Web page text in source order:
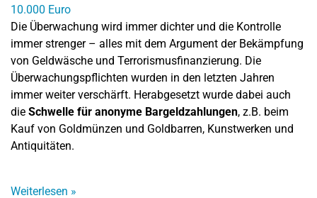
Die Überwachung wird immer dichter und die Kontrolle
immer strenger – alles mit dem Argument der Bekämpfung
von Geldwäsche und Terrorismusfinanzierung. Die
Überwachungspflichten wurden in den letzten Jahren
immer weiter verschärft. Herabgesetzt wurde dabei auch
die Schwelle für anonyme Bargeldzahlungen, z.B. beim
Kauf von Goldmünzen und Goldbarren, Kunstwerken und
Antiquitäten.
Weiterlesen »